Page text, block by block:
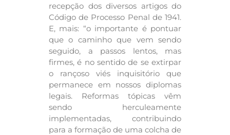
recepção dos diversos artigos do
Código de Processo Penal de 1941.
E, mais: “o importante é pontuar
que o caminho que vem sendo
seguido, a passos lentos, mas
firmes, é no sentido de se extirpar
o rançoso viés inquisitório que
permanece em nossos diplomas
legais. Reformas tópicas vêm
sendo herculeamente
implementadas, contribuindo
para a formação de uma colcha de